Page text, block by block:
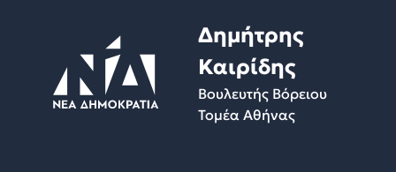
Δημήτρης
Καιρίδης
Βουλευτής Βόρειου
Τομέα Αθήνας